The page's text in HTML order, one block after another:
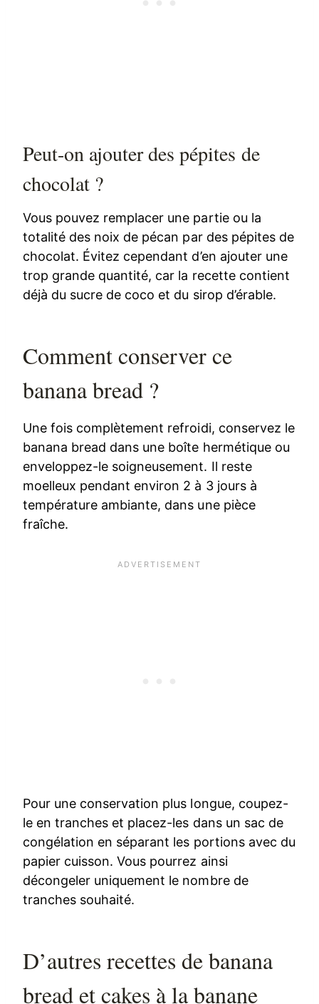
Peut-on ajouter des pépites de
chocolat ?
Vous pouvez remplacer une partie ou la
totalité des noix de pécan par des pépites de
chocolat. Évitez cependant d’en ajouter une
trop grande quantité, car la recette contient
déjà du sucre de coco et du sirop d’érable.
Comment conserver ce
banana bread ?
Une fois complètement refroidi, conservez le
banana bread dans une boîte hermétique ou
enveloppez-le soigneusement. Il reste
moelleux pendant environ 2 à 3 jours à
température ambiante, dans une pièce
fraîche.
Pour une conservation plus longue, coupez-
le en tranches et placez-les dans un sac de
congélation en séparant les portions avec du
papier cuisson. Vous pourrez ainsi
décongeler uniquement le nombre de
tranches souhaité.
D’autres recettes de banana
bread et cakes à la banane